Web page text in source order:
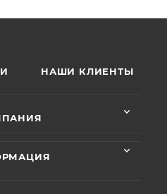
НАШИ КЛИЕНТЫ